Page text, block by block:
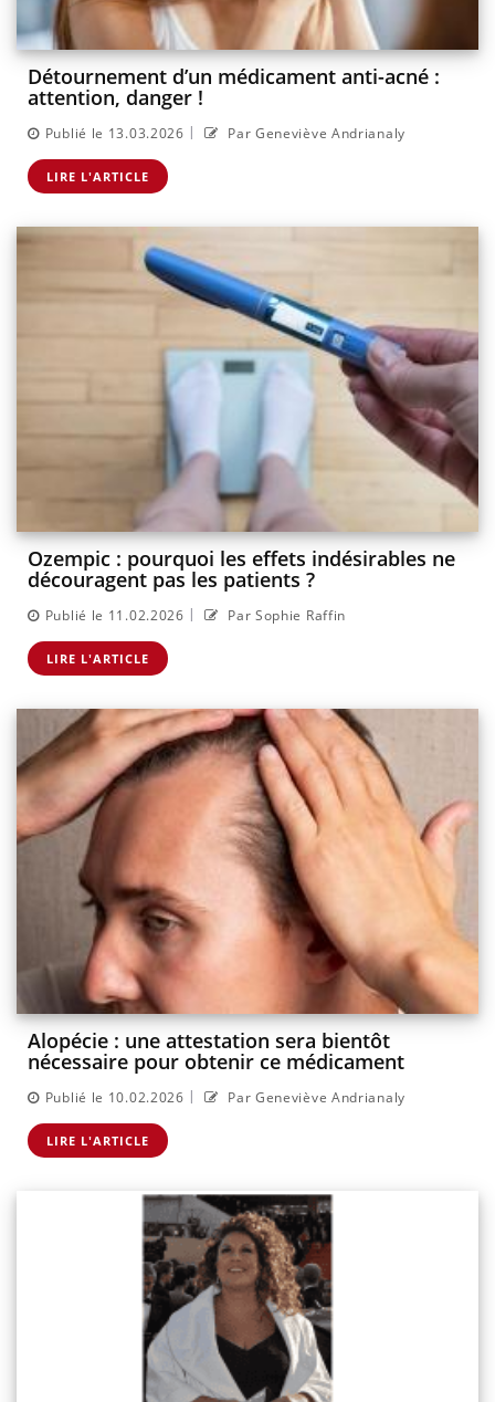
Détournement d’un médicament anti-acné :
attention, danger !
Publié le 13.03.2026 | Par Geneviève Andrianaly
LIRE L'ARTICLE
Ozempic : pourquoi les effets indésirables ne
découragent pas les patients ?
Publié le 11.02.2026 | Par Sophie Raffin
LIRE L'ARTICLE
Alopécie : une attestation sera bientôt
nécessaire pour obtenir ce médicament
Publié le 10.02.2026 | Par Geneviève Andrianaly
LIRE L'ARTICLE